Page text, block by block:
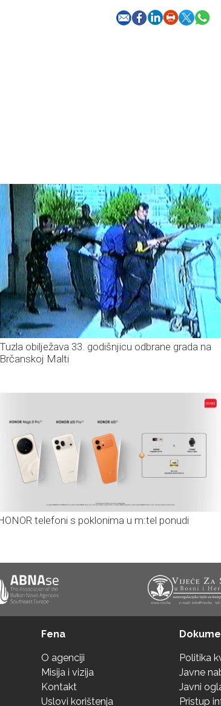
Tuzla obilježava 33. godišnjicu odbrane grada na
Brčanskoj Malti
telefoni s poklonima u m:tel ponudi
Fena
O agenciji
Misija i vizija
Kontakt
Uslovi korištenja
Politika
Javne
Javni
Pristup